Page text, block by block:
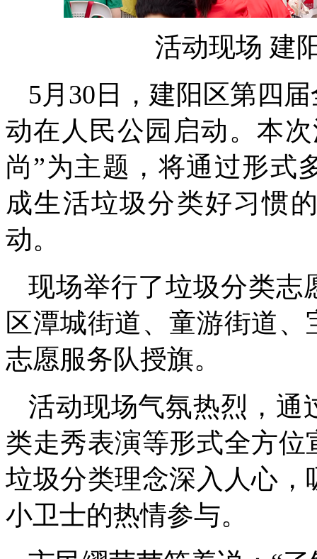
活动现场 建
5月30日，建阳区第四
动在人民公园启动。本
尚”为主题，将通过形式
成生活垃圾分类好习惯
动。
现场举行了垃圾分类志
区潭城街道、童游街道
志愿服务队授旗。
活动现场气氛热烈，通
类走秀表演等形式全方
垃圾分类理念深入人心
小卫士的热情参与。